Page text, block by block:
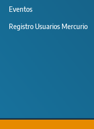
Eventos
Registro Usuarios Mercurio